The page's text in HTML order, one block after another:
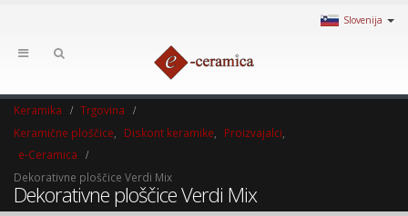
Slovenija
Keramika
Trgovina
Keramične ploščice
Diskont keramike Proizvajalci
e-Ceramica
Dekorativne ploščice Verdi Mix
Dekorativne ploščice Verdi Mix